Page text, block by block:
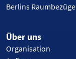
Berlins Raumbezüge
Über uns
Organisation